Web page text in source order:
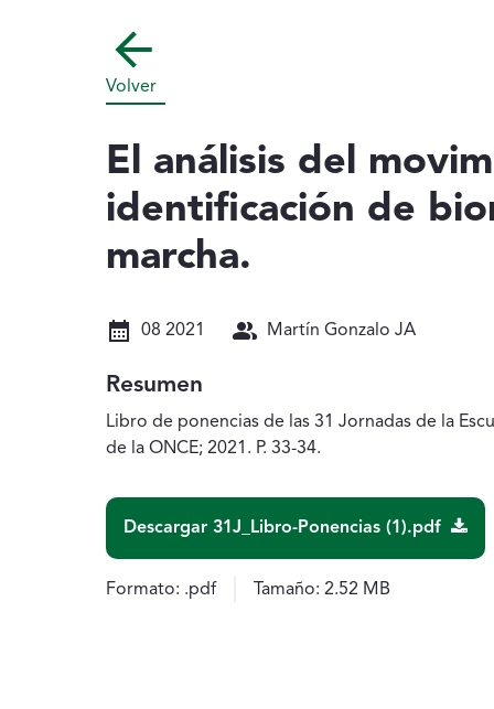
Volver
El análisis del
identificación de
marcha.
Fecha: 08 2021
08 2021 Autores: Martín Gonzalo JA
Martín Gonzalo JA
Resumen
Libro de ponencias de las 31 Jornadas de la
de la ONCE; 2021. P. 33-34.
Descargar 31J_Libro-Ponencias (1).pdf
Formato: .pdf Tamaño: 2.52 MB